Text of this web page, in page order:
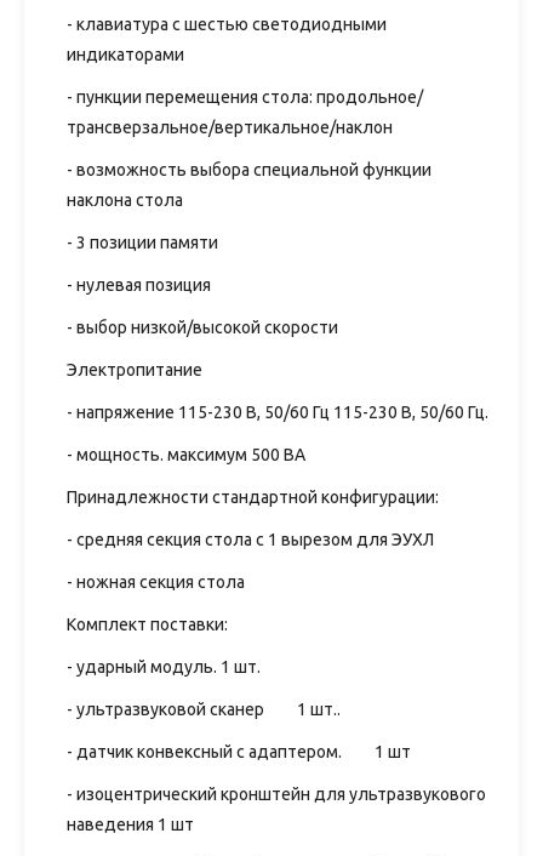
- клавиатура с шестью светодиодными
индикаторами
- пункции перемещения стола: продольное/
трансверзальное/вертикальное/наклон
- возможность выбора специальной функции
наклона стола
- 3 позиции памяти
- нулевая позиция
- выбор низкой/высокой скорости
Электропитание
- напряжение 115-230 В, 50/60 Гц 115-230 В, 50/60 Гц.
- мощность. максимум 500 ВА
Принадлежности стандартной конфигурации:
- средняя секция стола с 1 вырезом для ЭУХЛ
- ножная секция стола
Комплект поставки:
- ударный модуль. 1 шт.
- ультразвуковой сканер 1 шт..
- датчик конвексный с адаптером. 1 шт
- изоцентрический кронштейн для ультразвукового
наведения 1 шт